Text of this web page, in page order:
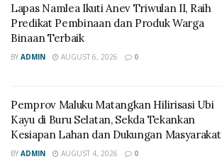
Lapas Namlea Ikuti Anev Triwulan II, Raih
Predikat Pembinaan dan Produk Warga
Binaan Terbaik
BY ADMIN AUGUST 6, 2026 0
‎Pemprov Maluku Matangkan Hilirisasi Ubi
Kayu di Buru Selatan, Sekda Tekankan
Kesiapan Lahan dan Dukungan Masyarakat
BY ADMIN AUGUST 4, 2026 0